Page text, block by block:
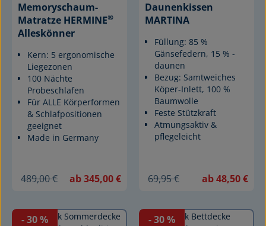
Memoryschaum-
Matratze HERMINE®
Alleskönner
Kern: 5 ergonomische
Liegezonen
100 Nächte
Probeschlafen
Für ALLE Körperformen
& Schlafpositionen
geeignet
Made in Germany
489,00 € ab 345,00 €
Daunenkissen
MARTINA
Füllung: 85 %
Gänsefedern, 15 % -
daunen
Bezug: Samtweiches
Köper-Inlett, 100 %
Baumwolle
Feste Stützkraft
Atmungsaktiv &
pflegeleicht
69,95 € ab 48,50 €
- 30% - 30%